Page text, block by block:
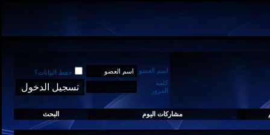
اسم العضو
حفظ البيانات؟
كلمة
المرور
مشاركات اليوم البحث